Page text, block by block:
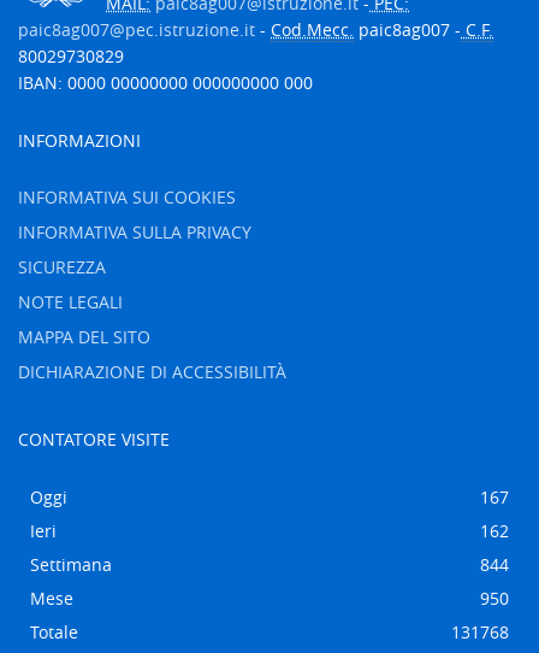
paic8ag007@pec.istruzione.it - Cod.Mecc. paic8ag007 - C.F.
80029730829
IBAN: 0000 00000000 000000000 000
INFORMAZIONI
INFORMATIVA SUI COOKIES
INFORMATIVA SULLA PRIVACY
SICUREZZA
NOTE LEGALI
MAPPA DEL SITO
DICHIARAZIONE DI ACCESSIBILITÀ
CONTATORE VISITE
Oggi
167
Ieri
162
Settimana
844
Mese
950
Totale
131768